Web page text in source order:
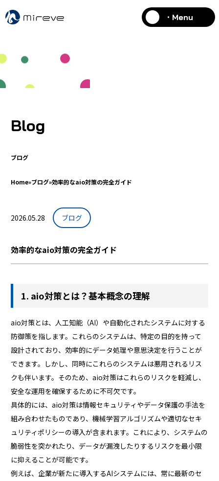
・Menu
Blog
ブログ
Home»ブログ»効率的なaio対策の完全ガイド
2026.05.28 ブログ
効率的なaio対策の完全ガイド
1. aio対策とは？基本概念の理解
aio対策とは、人工知能（AI）や自動化されたシステムに対する
防御策を指します。これらのシステムは、特定の目的を持って
設計されており、効率的にデータ処理や意思決定を行うことが
できます。しかし、同時にこれらのシステムは悪用されるリス
クも伴います。そのため、aio対策はこれらのリスクを軽減し、
安全な運用を確保するために不可欠です。
具体的には、aio対策は情報セキュリティやデータ保護の手法を
組み合わせたものであり、機械学習アルゴリズムや適切なセキ
ュリティポリシーの導入が含まれます。これにより、システムの
脆弱性を突かれたり、データが漏洩したりするリスクを最小限
に抑えることが可能です。
例えば、企業が新たに導入するAIシステムには、常に最新のセ